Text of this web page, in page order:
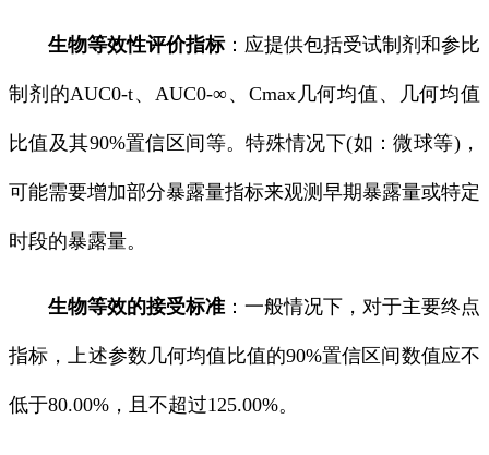
生物等效性评价指标：应提供包括受试制剂和参比
制剂的AUC0-t、AUC0-∞、Cmax几何均值、几何均值
比值及其90%置信区间等。特殊情况下(如：微球等)，
可能需要增加部分暴露量指标来观测早期暴露量或特定
时段的暴露量。
生物等效的接受标准：一般情况下，对于主要终点
指标，上述参数几何均值比值的90%置信区间数值应不
低于80.00%，且不超过125.00%。